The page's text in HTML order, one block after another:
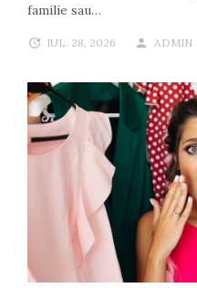
familie sau…
IUL. 28, 2026 ADMIN